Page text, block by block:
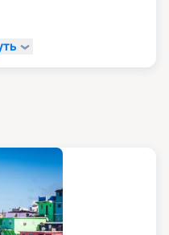
купить
можете в
описание,
и фото лайнера, а
прочитать отзывы
в пару кликов вы
любое путешествие
что благодаря
вы
еще и